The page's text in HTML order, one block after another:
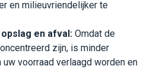
en milieuvriendelijker te
en afval: Omdat de
zijn, is minder
voorraad verlaagd worden en